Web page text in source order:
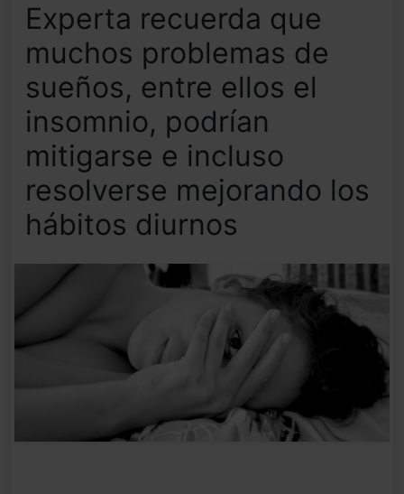
Experta recuerda que
muchos problemas de
sueños, entre ellos el
insomnio, podrían
mitigarse e incluso
resolverse mejorando los
hábitos diurnos